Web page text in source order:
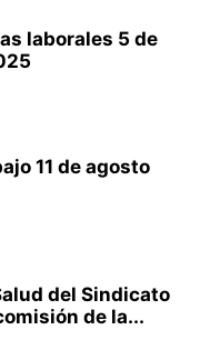
laborales 5 de
11 de agosto
del Sindicato
de la...